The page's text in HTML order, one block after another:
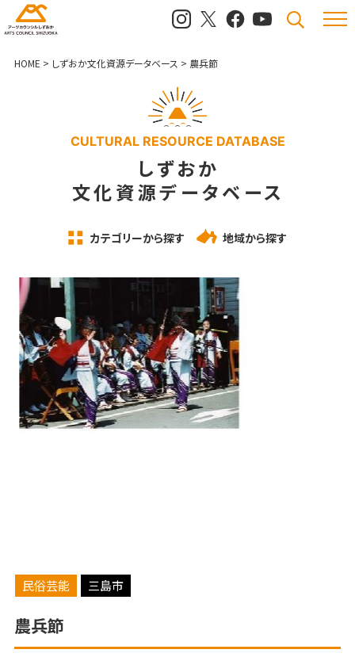
メニュ
検索
HOME > しずおか文化資源データベース > 農兵節
CULTURAL RESOURCE DATABASE
しずおか
文化資源データベース
カテゴリーから探す 地域から探す
民俗芸能 三島市
農兵節